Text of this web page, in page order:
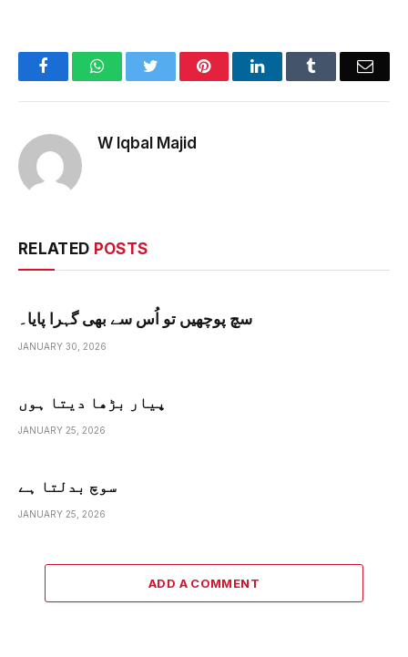
FacebookWhatsAppTwitter PinterestLinkedIn Tumblr
W Iqbal Majid
RELATED POSTS
سچ پوچھیں تو اُس سے بھی گہرا پایا۔
JANUARY 30, 2026
پیار بڑھا دیتا ہوں
JANUARY 25, 2026
سوچ بدلتا ہے
JANUARY 25, 2026
ADD A COMMENT